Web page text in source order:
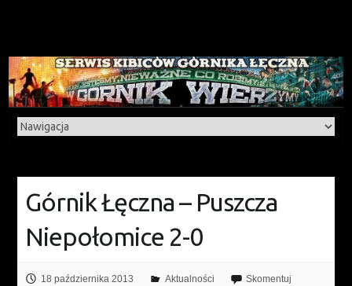
Górnik Łęczna – Puszcza
Niepołomice 2-0
18 października 2013 Aktualności Skomentuj